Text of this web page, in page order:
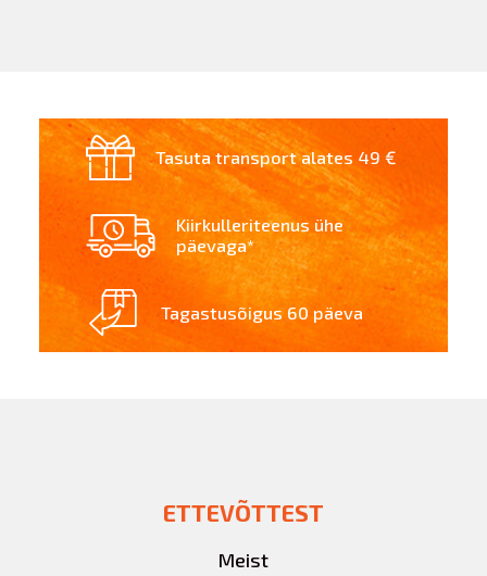
Tasuta transport alates 49 €
Kiirkulleriteenus ühe
päevaga*
Tagastusõigus 60 päeva
ETTEVÕTTEST
Meist